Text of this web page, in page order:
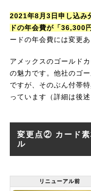
2021年8月3日申し込み
ドの年会費が「36,300
ードの年会費には変更あ
アメックスのゴールド
の魅力です。他社のゴ
ですが、そのぶん付帯
っています（詳細は後述
変更点② カード素
ル
リニューアル前